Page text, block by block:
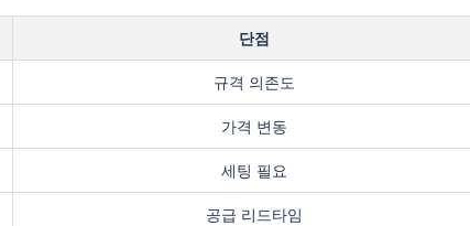
단점
규격 의존도
가격 변동
세팅 필요
공급 리드타임